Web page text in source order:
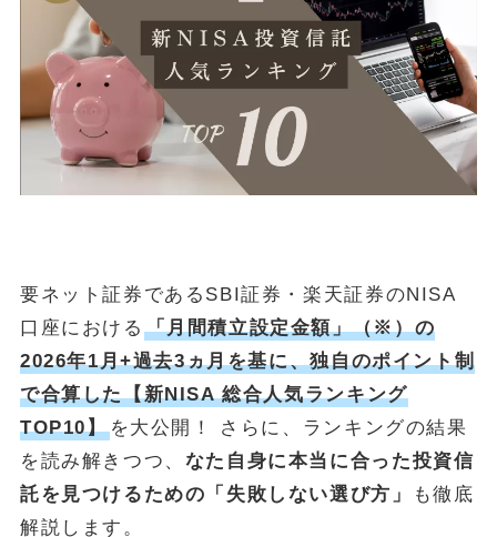
NISA 投資信託ランキング
ふるさと納税 返礼品ランキング
CAMPAIGN
ハイステータスカード 入会キャンペーン
ネット証券 新規口座開設キャンペーン
CAMPAIGN
etc.
シニア
コラム
NEW
April 20, 2026 シニア
銘柄
要ネット証券であるSBI証券・楽天証券のNISA
口座における 「月間積立設定金額」（※）の
2026年1月+過去3ヵ月を基に、独自のポイント制
で合算した【新NISA 総合人気ランキング
TOP10】を大公開！ さらに、ランキングの結果
を読み解きつつ、 なた自身に本当に合った投資信
託を見つけるための「失敗しない選び方」
も徹底
解説します。